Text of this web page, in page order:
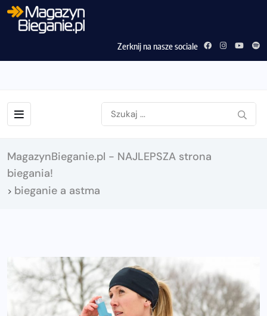
Zerknij na nasze sociale
MagazynBieganie.pl - NAJLEPSZA strona
biegania!
> bieganie a astma